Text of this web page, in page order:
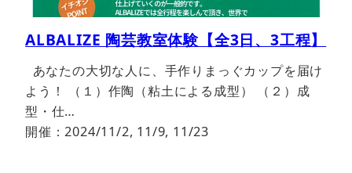
ALBALIZE 陶芸教室体験【全3日、3工程】
あなたの大切な人に、手作りまっぐカップを届け
よう！ （１）作陶（粘土による成型） （２）成
型・仕…
開催：2024/11/2, 11/9, 11/23